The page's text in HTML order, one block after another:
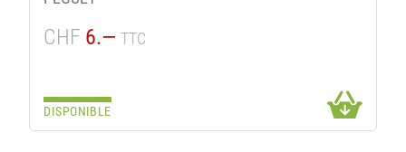
CHF 6.— TTC
DISPONIBLE